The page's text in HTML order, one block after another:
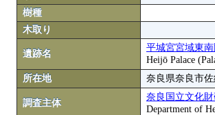
樹種
木取り
遺跡名
平城宮宮域東南
Heijō Palace
所在地
奈良県奈良市佐
調査主体
奈良国立文化
Department of